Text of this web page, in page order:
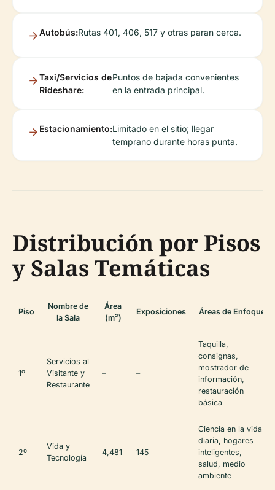
Autobús:Rutas 401, 406, 517 y otras paran cerca.
Taxi/Servicios de
Rideshare:
Puntos de bajada convenientes
en la entrada principal.
Estacionamiento:Limitado en el sitio; llegar
temprano durante horas punta.
Distribución por Pisos
y Salas Temáticas
Piso
Nombre de
la Sala
Área
(m²)
Exposiciones Áreas de Enfoque
1º
Servicios al
Visitante y
Restaurante
– –
Taquilla,
consignas,
mostrador de
información,
restauración
básica
2º
Vida y
Tecnología
4,481 145
Ciencia en la vida
diaria, hogares
inteligentes,
salud, medio
ambiente